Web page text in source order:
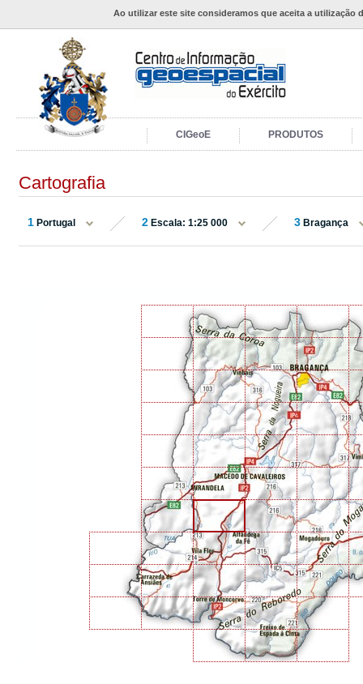
Ao utilizar este site consideramos que aceita a utilização
CIGeoE PRODUTOS
Cartografia
1 Portugal 2 Escala: 1:25 000 3 Bragança